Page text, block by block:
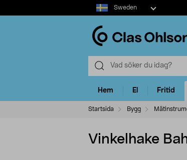
Select
market
Sweden
Hem El Fritid
Startsida Bygg
Vinkelhake